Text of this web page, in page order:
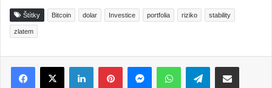
Štítky Bitcoin dolar Investice portfolia riziko stability
zlatem
Telegram